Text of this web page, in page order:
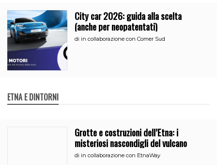
City car 2026: guida alla scelta
(anche per neopatentati)
di in collaborazione con Comer Sud
ETNA E DINTORNI
Grotte e costruzioni dell’Etna: i
misteriosi nascondigli del vulcano
di in collaborazione con EtnaWay